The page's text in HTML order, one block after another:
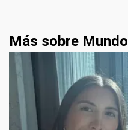
Más sobre Mundo